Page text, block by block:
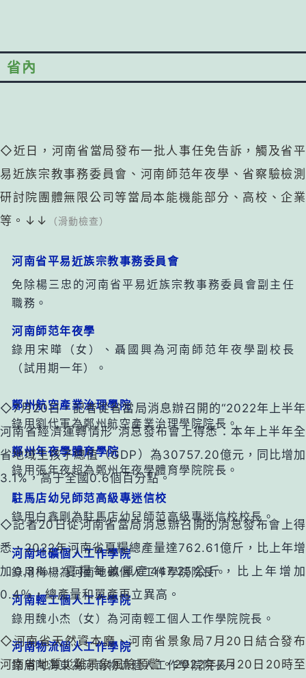
省內
◇近日，河南省當局發布一批人事任免告訴，觸及省平
易近族宗教事務委員會、河南師范年夜學、省察驗檢測
研討院團體無限公司等當局本能機能部分、高校、企業
等。↓↓
（滑動檢查）
河南省平易近族宗教事務委員會
免除楊三忠的河南省平易近族宗教事務委員會副主任
職務。
河南師范年夜學
錄用宋曄（女）、聶國興為河南師范年夜學副校長
（試用期一年）。
鄭州航空產業治理學院
錄用劉代軍為鄭州航空產業治理學院院長。
鄭州年夜學體育學院
錄用張年夜超為鄭州年夜學體育學院院長。
駐馬店幼兒師范高級專迷信校
錄用白鑫剛為駐馬店幼兒師范高級專迷信校校長。
河南地礦個人工作學院
錄用梅楊為河南地礦個人工作學院院長。
河南輕工個人工作學院
錄用魏小杰（女）為河南輕工個人工作學院院長。
河南物流個人工作學院
錄用陶海東為河南物流個人工作學院院長。
◇7月20日，記者從省當局消息辦召開的“2022年上半年
河南省經濟運轉情形”消息發布會上得悉：本年上半年全
省地域生孩子總值（GDP）為30757.20億元，同比增加
3.1%，高于全國0.6個百分點。
◇記者20日從河南省當局消息辦召開的消息發布會上得
悉，2022年河南省夏糧總產量達762.61億斤，比上年增
加0.3％，夏糧每畝單產447.25公斤，比上年增加
0.4％，總產量和單產再立異高。
◇河南省天然資本廳、河南省景象局7月20日結合發布
河南省地質災難景象風險預警。2022年7月20日20時至